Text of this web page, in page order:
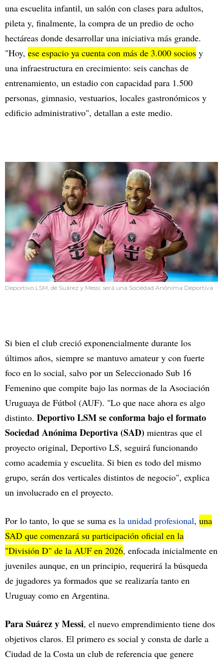
una escuelita infantil, un salón con clases para adultos,
pileta y, finalmente, la compra de un predio de ocho
hectáreas donde desarrollar una iniciativa más grande.
"Hoy, ese espacio ya cuenta con más de 3.000 socios y
una infraestructura en crecimiento: seis canchas de
entrenamiento, un estadio con capacidad para 1.500
personas, gimnasio, vestuarios, locales gastronómicos y
edificio administrativo", detallan a este medio.
Deportivo LSM, de Suárez y Messi, será una Sociedad Anónima Deportiva
Si bien el club creció exponencialmente durante los
últimos años, siempre se mantuvo amateur y con fuerte
foco en lo social, salvo por un Seleccionado Sub 16
Femenino que compite bajo las normas de la Asociación
Uruguaya de Fútbol (AUF). "Lo que nace ahora es algo
distinto. Deportivo LSM se conforma bajo el formato
Sociedad Anónima Deportiva (SAD) mientras que el
proyecto original, Deportivo LS, seguirá funcionando
como academia y escuelita. Si bien es todo del mismo
grupo, serán dos verticales distintos de negocio", explica
un involucrado en el proyecto.
Por lo tanto, lo que se suma es la unidad profesional, una
SAD que comenzará su participación oficial en la
"División D" de la AUF en 2026, enfocada inicialmente en
juveniles aunque, en un principio, requerirá la búsqueda
de jugadores ya formados que se realizaría tanto en
Uruguay como en Argentina.
Para Suárez y Messi, el nuevo emprendimiento tiene dos
objetivos claros. El primero es social y consta de darle a
Ciudad de la Costa un club de referencia que genere